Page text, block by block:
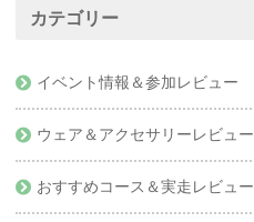
カテゴリー
イベント情報＆参加レビュー
ウェア＆アクセサリーレビュー
おすすめコース＆実走レビュー